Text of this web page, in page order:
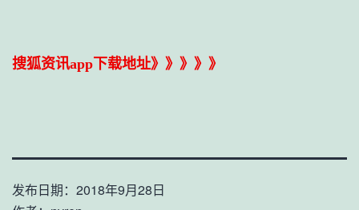
搜狐资讯app下载地址》》》》》
发布日期： 2018年9月28日